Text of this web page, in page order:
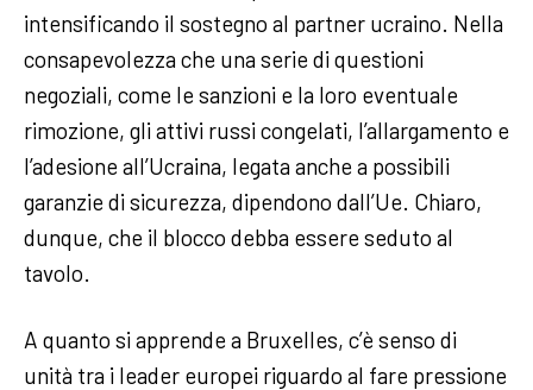
intensificando il sostegno al partner ucraino. Nella
consapevolezza che una serie di questioni
negoziali, come le sanzioni e la loro eventuale
rimozione, gli attivi russi congelati, l’allargamento e
l’adesione all’Ucraina, legata anche a possibili
garanzie di sicurezza, dipendono dall’Ue. Chiaro,
dunque, che il blocco debba essere seduto al
tavolo.
A quanto si apprende a Bruxelles, c’è senso di
unità tra i leader europei riguardo al fare pressione